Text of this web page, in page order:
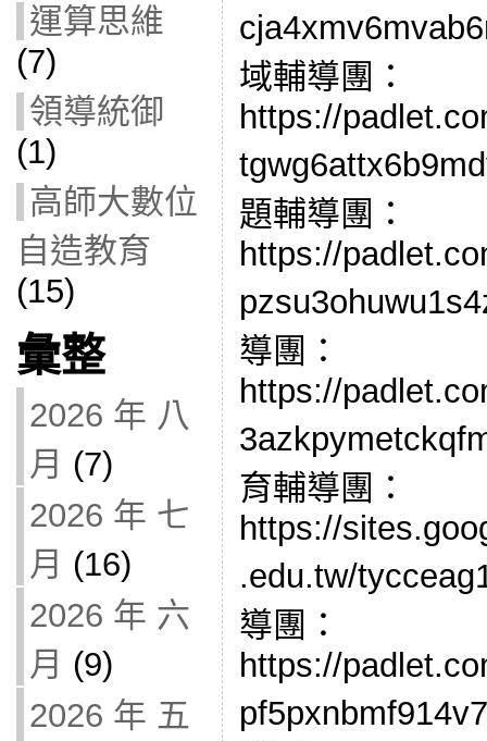
運算思維
(7)
領導統御
(1)
高師大數位
自造教育
(15)
彙整
2026 年 八
月 (7)
2026 年 七
月 (16)
2026 年 六
月 (9)
2026 年 五
域輔導團：
https://
題輔導團：
https://
導團：
https://
育輔導團：
https://
.edu.tw/
導團：
https://